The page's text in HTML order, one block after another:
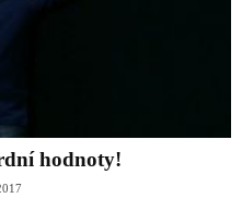
hodnoty!